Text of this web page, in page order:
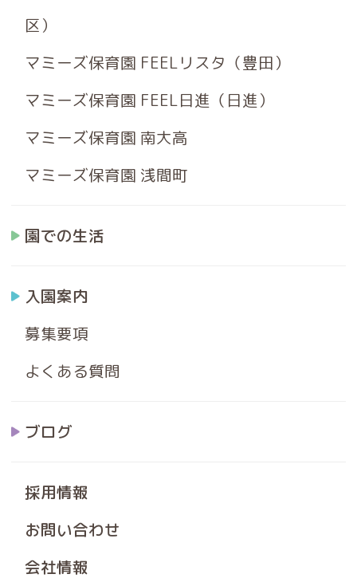
区）
マミーズ保育園 FEELリスタ（豊田）
マミーズ保育園 FEEL日進（日進）
マミーズ保育園 南大高
マミーズ保育園 浅間町
園での生活
入園案内
募集要項
よくある質問
ブログ
採用情報
お問い合わせ
会社情報